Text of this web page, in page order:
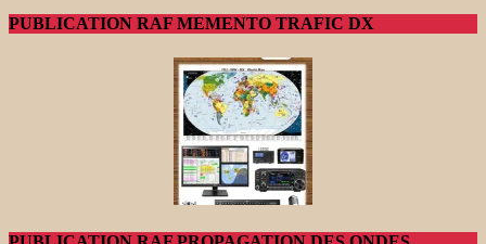
PUBLICATION RAF MEMENTO TRAFIC DX